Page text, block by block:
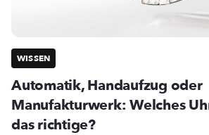
WISSEN
Automatik, Handaufzug oder
Manufakturwerk: Welches
das richtige?